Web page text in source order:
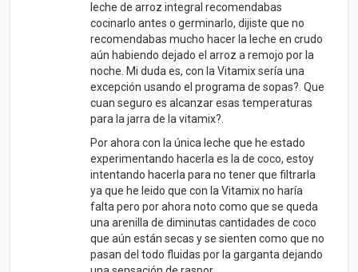
leche de arroz integral recomendabas
cocinarlo antes o germinarlo, dijiste que no
recomendabas mucho hacer la leche en crudo
aún habiendo dejado el arroz a remojo por la
noche. Mi duda es, con la Vitamix sería una
excepción usando el programa de sopas?. Que
cuan seguro es alcanzar esas temperaturas
para la jarra de la vitamix?.
Por ahora con la única leche que he estado
experimentando hacerla es la de coco, estoy
intentando hacerla para no tener que filtrarla
ya que he leido que con la Vitamix no haría
falta pero por ahora noto como que se queda
una arenilla de diminutas cantidades de coco
que aún están secas y se sienten como que no
pasan del todo fluidas por la garganta dejando